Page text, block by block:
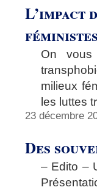
L’impact
On
milieux
les luttes
23 décembre
Des
– Edito –